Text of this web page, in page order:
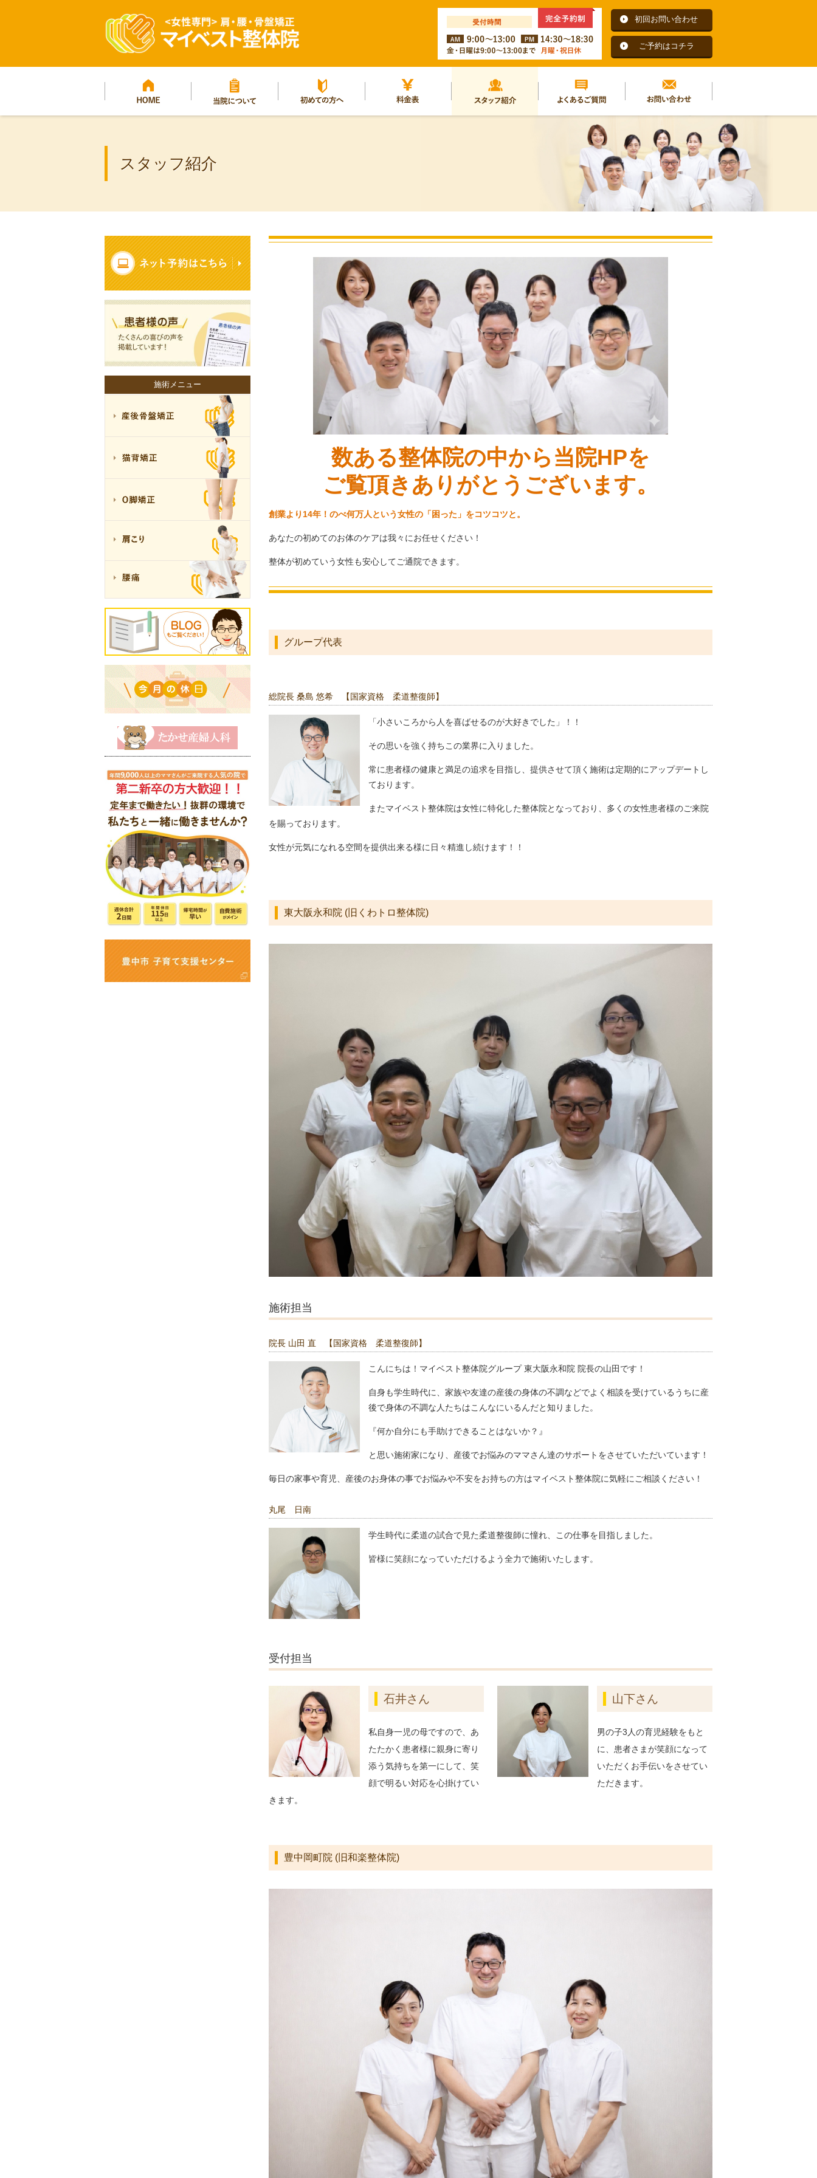
マイベスト整体院グルー
プ
初回お問い合わせ
ご予約はコチラ
スタッフ紹介
数ある整体院の中から当院HPを
ご覧頂きありがとうございます。
創業より14年！のべ何万人という女性の「困った」をコツコツと。
あなたの初めてのお体のケアは我々にお任せください！
整体が初めていう女性も安心してご通院できます。
グループ代表
総院長 桑島 悠希 【国家資格 柔道整復師】
「小さいころから人を喜ばせるのが大好きでした」！！
その思いを強く持ちこの業界に入りました。
常に患者様の健康と満足の追求を目指し、提供させて頂く施術は定期的にアップデートし
ております。
またマイベスト整体院は女性に特化した整体院となっており、多くの女性患者様のご来院
を賜っております。
女性が元気になれる空間を提供出来る様に日々精進し続けます！！
東大阪永和院 (旧くわトロ整体院)
施術担当
院長 山田 直 【国家資格 柔道整復師】
こんにちは！マイベスト整体院グループ 東大阪永和院 院長の山田です！
自身も学生時代に、家族や友達の産後の身体の不調などでよく相談を受けているうちに産
後で身体の不調な人たちはこんなにいるんだと知りました。
『何か自分にも手助けできることはないか？』
と思い施術家になり、産後でお悩みのママさん達のサポートをさせていただいています！
毎日の家事や育児、産後のお身体の事でお悩みや不安をお持ちの方はマイベスト整体院に気軽にご相談ください！
丸尾 日南
学生時代に柔道の試合で見た柔道整復師に憧れ、この仕事を目指しました。
皆様に笑顔になっていただけるよう全力で施術いたします。
受付担当
石井さん
私自身一児の母ですので、あ
たたかく患者様に親身に寄り
添う気持ちを第一にして、笑
顔で明るい対応を心掛けてい
きます。
山下さん
男の子3人の育児経験をもと
に、患者さまが笑顔になって
いただくお手伝いをさせてい
ただきます。
豊中岡町院 (旧和楽整体院)
施術メニュー
よくあるご質問 お問い合わせ